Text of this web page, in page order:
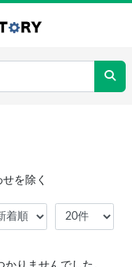
を除く